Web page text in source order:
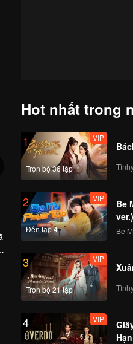
Hot nhất trong
1
Trọn bộ 36 tập
VIP
2
Đến tập 4
VIP
Be
ver.)
Be
3
Trọn bộ 21 tập
VIP
4 VIP
Hạn